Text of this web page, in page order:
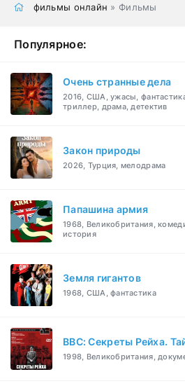
фильмы онлайн » Фильмы
Популярное:
Очень странные дела
2016, США, ужасы,
триллер, драма, детектив
Закон природы
2026, Турция, мелодрама
Папашина армия
1968, Великобритания,
история
Земля гигантов
1968, США, фантастика
BBC: Секреты Рейха.
1998, Великобритания,